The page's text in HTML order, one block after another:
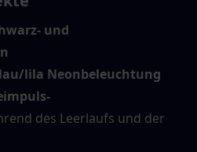
und
lila Neonbeleuchtung
des Leerlaufs und der